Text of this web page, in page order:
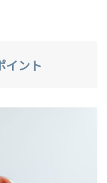
イント